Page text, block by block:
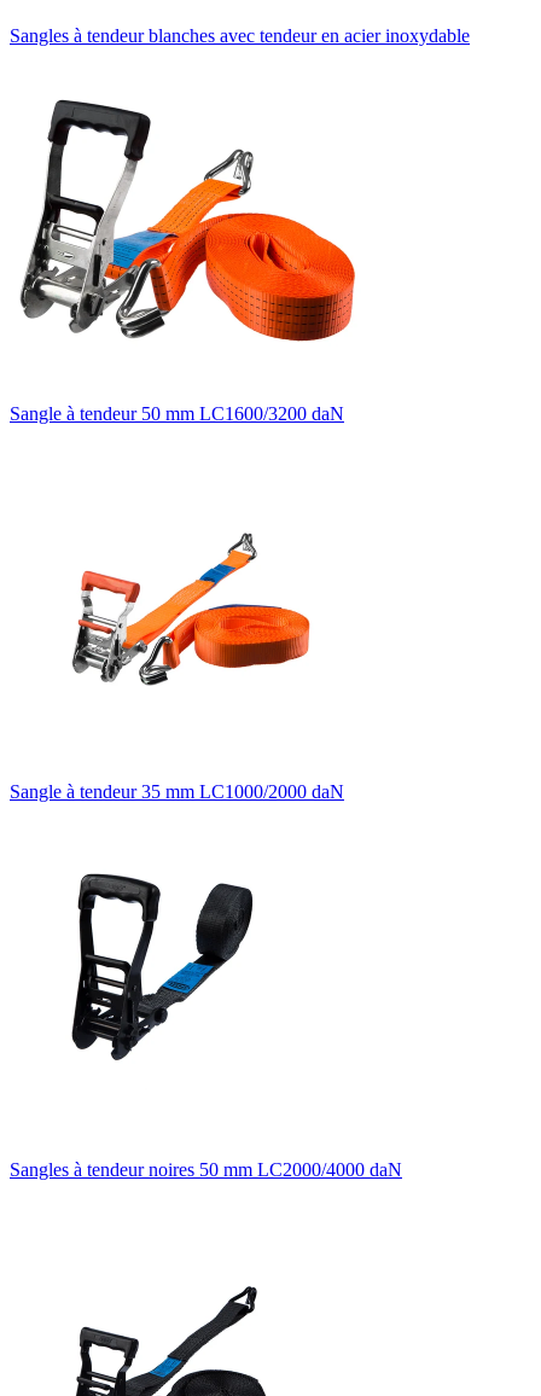
Sangles à tendeur blanches avec tendeur en acier inoxydable
Sangle à tendeur 50 mm LC1600/3200 daN
Sangle à tendeur 35 mm LC1000/2000 daN
Sangles à tendeur noires 50 mm LC2000/4000 daN